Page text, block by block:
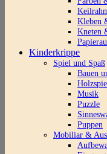
Kleben
Kneten
Kinderkrippe
Spiel und Spaß
Bauen
Musik
Puzzle
Puppen
Mobiliar &